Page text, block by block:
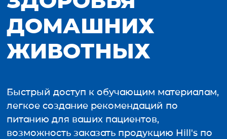
ДОМАШНИХ
ЖИВОТНЫХ
Быстрый доступ к обучающим материалам,
легкое создание рекомендаций по
питанию для ваших пациентов,
возможность заказать продукцию Hill's по